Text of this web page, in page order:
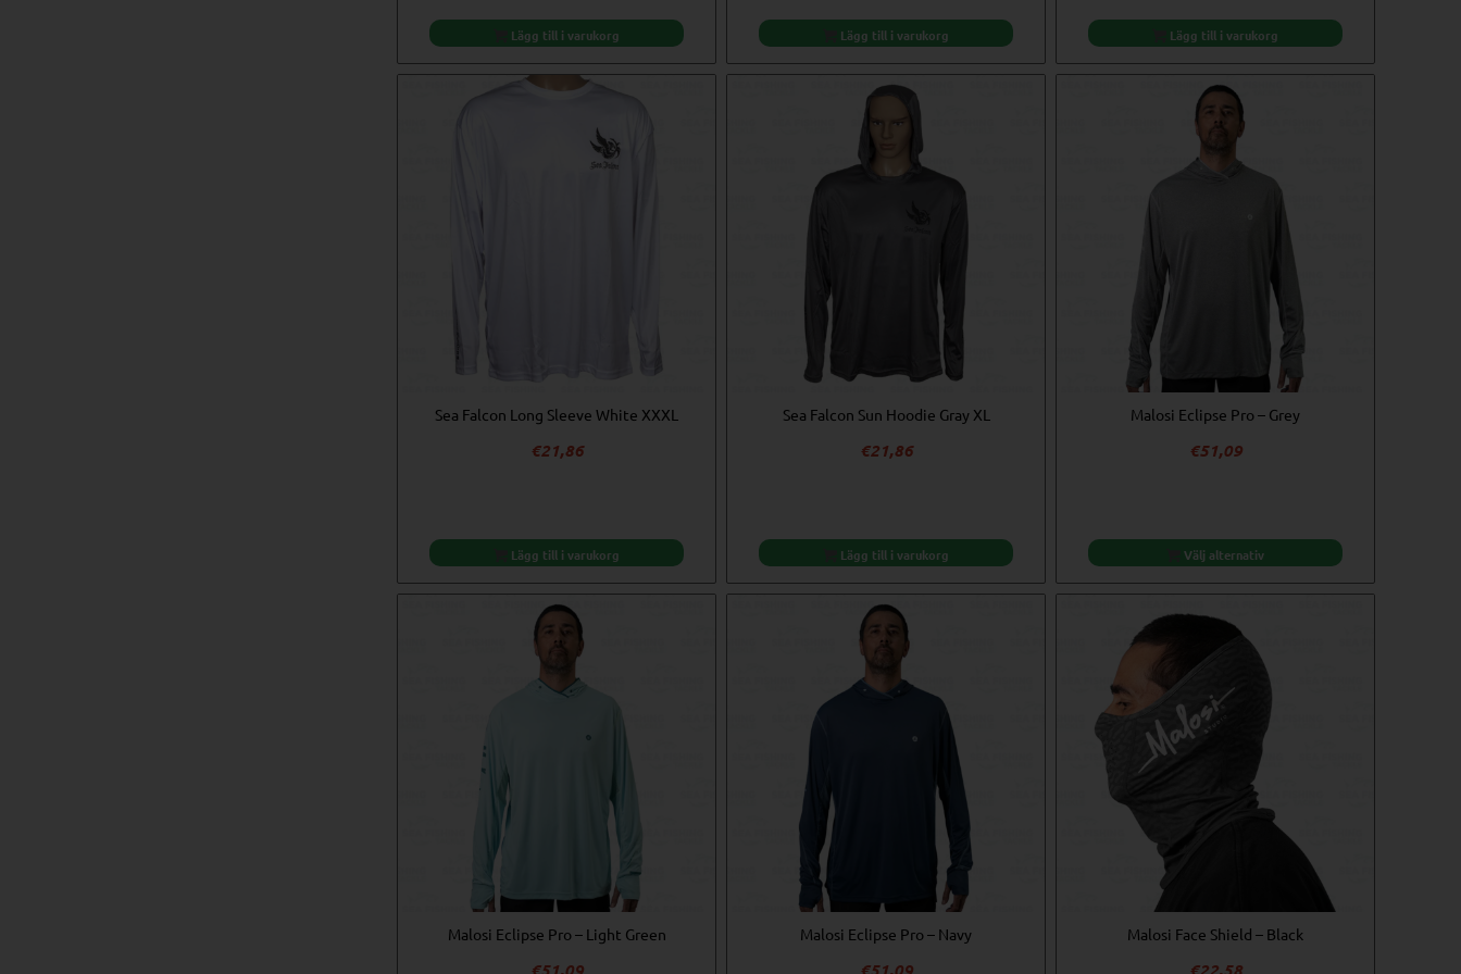
€7,23. €5,78.
Lägg till i varukorg
€7,23. €5,78.
Lägg till i varukorg
€7,23. €6,50.
Lägg till i varukorg
Sea Falcon Long Sleeve White XXXL
€21,86
Lägg till i varukorg
Sea Falcon Sun Hoodie Gray XL
€21,86
Lägg till i varukorg
Malosi Eclipse Pro – Grey
€51,09
Välj alternativ
Malosi Eclipse Pro – Light Green Malosi Eclipse Pro – Navy Malosi Face Shield – Black